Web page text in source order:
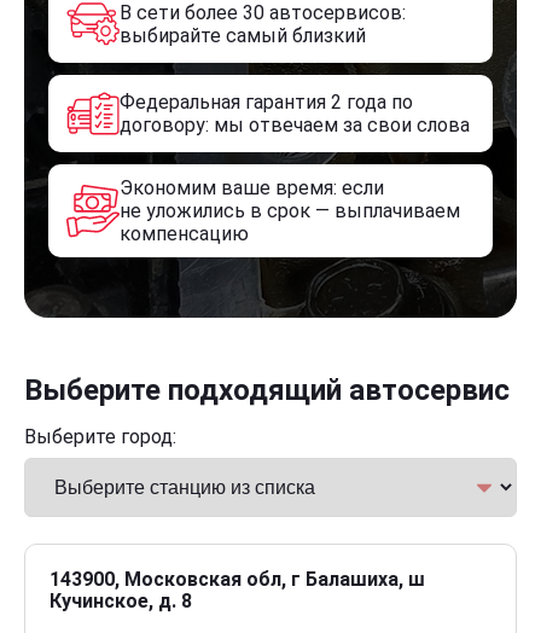
В сети более 30 автосервисов:
выбирайте самый близкий
Федеральная гарантия 2 года по
договору: мы отвечаем за свои слова
Экономим ваше время: если
не уложились в срок — выплачиваем
компенсацию
Выберите подходящий автосервис
Выберите город:
143900, Московская обл, г Балашиха, ш
Кучинское, д. 8